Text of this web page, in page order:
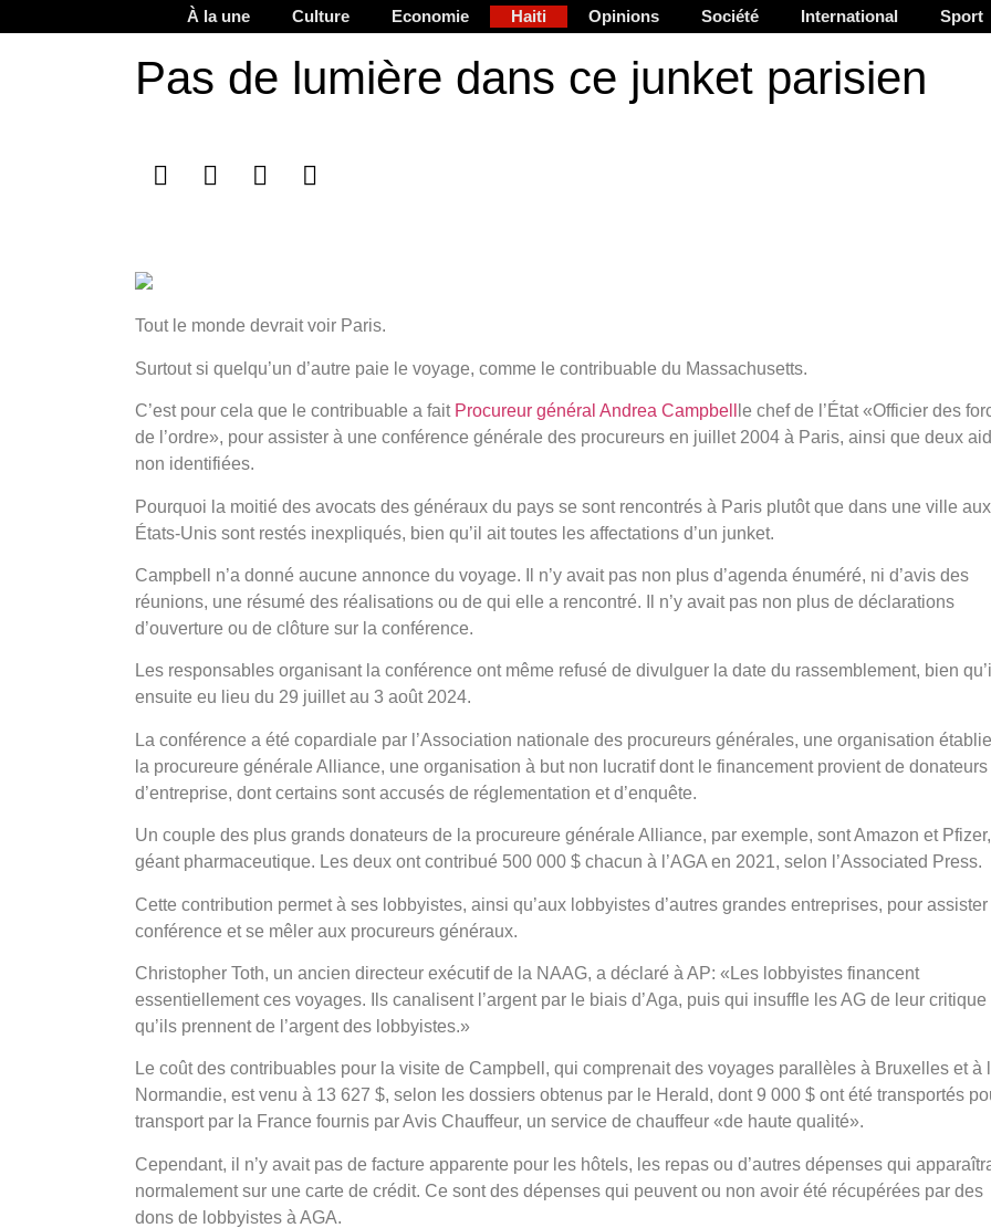
À la une Culture Economie Haiti Opinions Société International Sport
Pas de lumière dans ce junket parisien
Tout le monde devrait voir Paris.
Surtout si quelqu’un d’autre paie le voyage, comme le contribuable du Massachusetts.
C’est pour cela que le contribuable a fait Procureur général Andrea Campbell
le chef de l’État «Officier des
de l’ordre», pour assister à une conférence générale des procureurs en juillet 2004 à Paris, ainsi que deux
non identifiées.
Pourquoi la moitié des avocats des généraux du pays se sont rencontrés à Paris plutôt que dans une ville aux
États-Unis sont restés inexpliqués, bien qu’il ait toutes les affectations d’un junket.
Campbell n’a donné aucune annonce du voyage. Il n’y avait pas non plus d’agenda énuméré, ni d’avis des
réunions, une résumé des réalisations ou de qui elle a rencontré. Il n’y avait pas non plus de déclarations
d’ouverture ou de clôture sur la conférence.
Les responsables organisant la conférence ont même refusé de divulguer la date du rassemblement, bien
ensuite eu lieu du 29 juillet au 3 août 2024.
La conférence a été copardiale par l’Association nationale des procureurs générales, une organisation
la procureure générale Alliance, une organisation à but non lucratif dont le financement provient de donateurs
d’entreprise, dont certains sont accusés de réglementation et d’enquête.
Un couple des plus grands donateurs de la procureure générale Alliance, par exemple, sont Amazon et
géant pharmaceutique. Les deux ont contribué 500 000 $ chacun à l’AGA en 2021, selon l’Associated Press.
Cette contribution permet à ses lobbyistes, ainsi qu’aux lobbyistes d’autres grandes entreprises, pour assister
conférence et se mêler aux procureurs généraux.
Christopher Toth, un ancien directeur exécutif de la NAAG, a déclaré à AP: «Les lobbyistes financent
essentiellement ces voyages. Ils canalisent l’argent par le biais d’Aga, puis qui insuffle les AG de leur critique
qu’ils prennent de l’argent des lobbyistes.»
Le coût des contribuables pour la visite de Campbell, qui comprenait des voyages parallèles à Bruxelles et à
Normandie, est venu à 13 627 $, selon les dossiers obtenus par le Herald, dont 9 000 $ ont été transportés
transport par la France fournis par Avis Chauffeur, un service de chauffeur «de haute qualité».
Cependant, il n’y avait pas de facture apparente pour les hôtels, les repas ou d’autres dépenses qui
normalement sur une carte de crédit. Ce sont des dépenses qui peuvent ou non avoir été récupérées par des
dons de lobbyistes à AGA.